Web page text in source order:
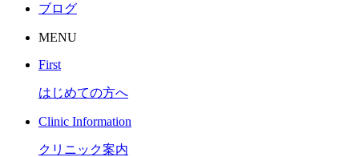
ブログ
MENU
First
はじめての方へ
Clinic Information
クリニック案内